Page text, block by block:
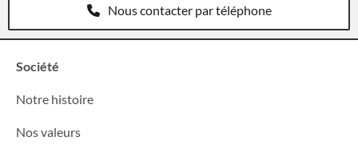
Nous contacter par téléphone
Société
Notre histoire
Nos valeurs